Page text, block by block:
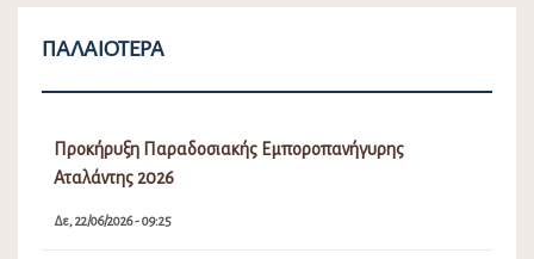
ΠΑΛΑΙΌΤΕΡΑ
Προκήρυξη Παραδοσιακής Εμποροπανήγυρης
Αταλάντης 2026
Δε, 22/06/2026 - 09:25